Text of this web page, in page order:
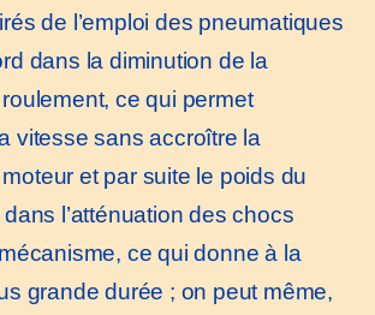
de l’emploi des pneumatiques
dans la diminution de la
ce qui permet
vitesse sans accroître la
et par suite le poids du
l’atténuation des chocs
ce qui donne à la
grande durée ; on peut même,